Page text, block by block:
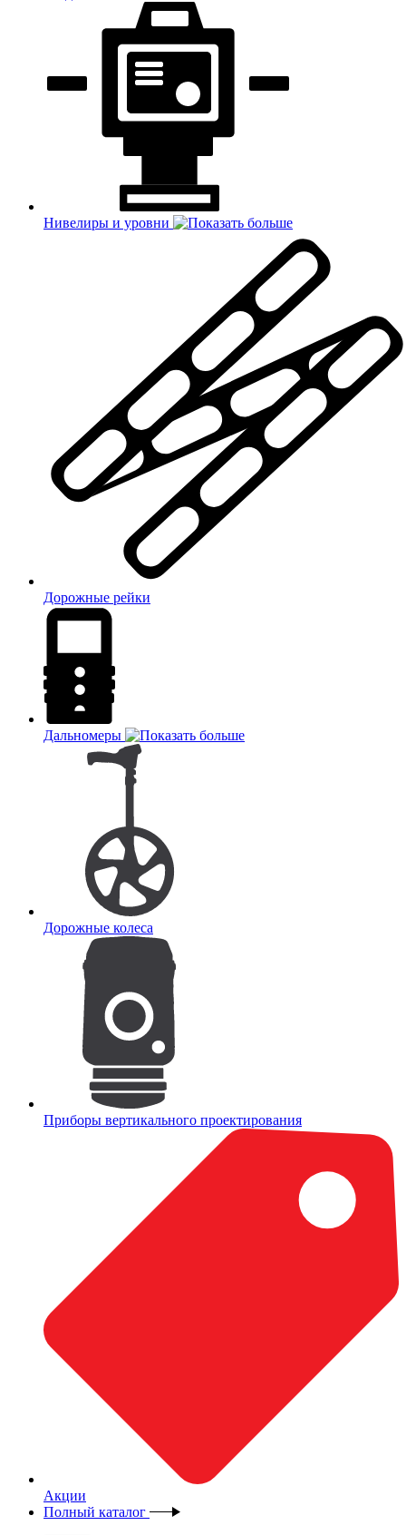
Нивелиры и уровни
Дорожные рейки
Дальномеры
Дорожные колеса
Приборы вертикального проектирования
Акции
Полный каталог